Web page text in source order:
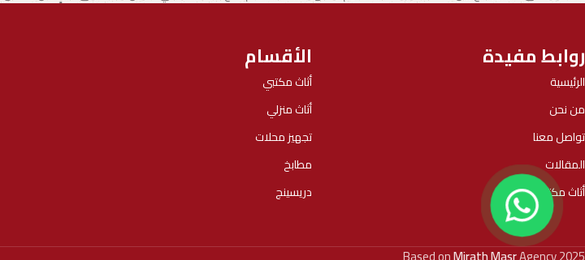
روابط مفيدة
الرئيسية
من نحن
تواصل معنا
المقالات
أثاث مكتبي
الأقسام
أثاث مكتبي
أثاث منزلي
تجهيز محلات
مطابخ
دريسينج